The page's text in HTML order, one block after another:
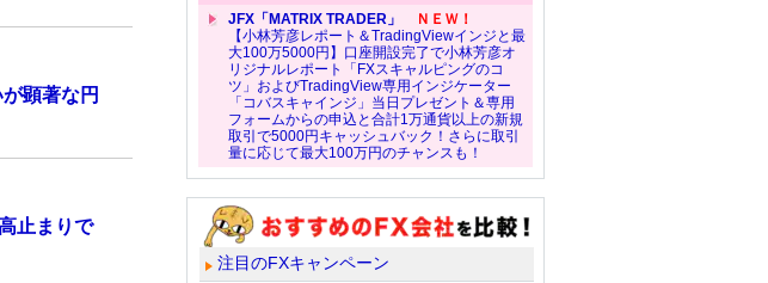
顕著な円
止まりで
JFX「MATRIX TRADER」
ＮＥＷ！
【小林芳彦レポート＆TradingViewインジと最
大100万5000円】口座開設完了で小林芳彦オ
リジナルレポート「FXスキャルピングのコ
ツ」およびTradingView専用インジケーター
「コバスキャインジ」当日プレゼント＆専用
フォームからの申込と合計1万通貨以上の新規
取引で5000円キャッシュバック！さらに取引
量に応じて最大100万円のチャンスも！
注目のFXキャンペーン